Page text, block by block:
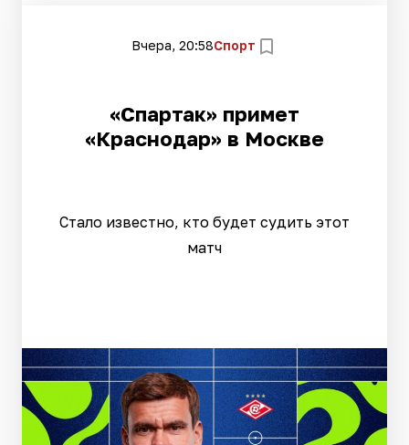
Вчера, 20:58Спорт
«Спартак» примет
«Краснодар» в Москве
Стало известно, кто будет судить этот
матч